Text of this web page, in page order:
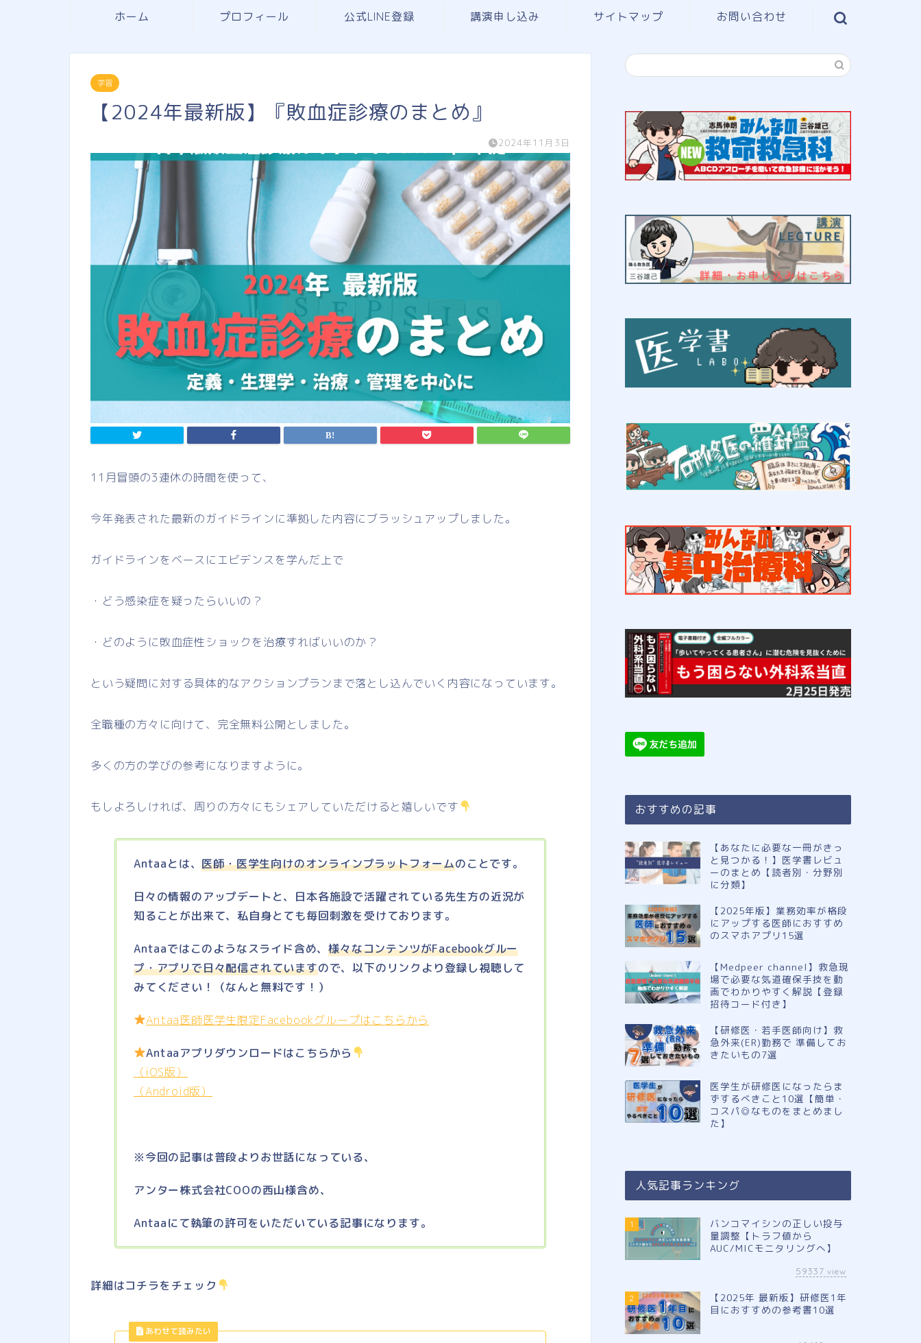
ホーム プロフィール 公式LINE登録 講演申し込み サイトマップ お問い合わせ
学習
【2024年最新版】『敗血症診療のまとめ』
2024年11月3日
11月冒頭の3連休の時間を使って、
今年発表された最新のガイドラインに準拠した内容にブラッシュアップしました。
ガイドラインをベースにエビデンスを学んだ上で
・どう感染症を疑ったらいいの？
・どのように敗血症性ショックを治療すればいいのか？
という疑問に対する具体的なアクションプランまで落とし込んでいく内容になっています。
全職種の方々に向けて、完全無料公開としました。
多くの方の学びの参考になりますように。
もしよろしければ、周りの方々にもシェアしていただけると嬉しいです
Antaaとは、医師・医学生向けのオンラインプラットフォームのことです。
日々の情報のアップデートと、日本各施設で活躍されている先生方の近況が
知ることが出来て、私自身とても毎回刺激を受けております。
Antaaではこのようなスライド含め、様々なコンテンツがFacebookグルー
プ・アプリで日々配信されていますので、以下のリンクより登録し視聴して
みてください！（なんと無料です！）
Antaa医師医学生限定Facebookグループはこちらから
Antaaアプリダウンロードはこちらから
（iOS版）
（Android版）
※今回の記事は普段よりお世話になっている、
アンター株式会社COOの西山様含め、
Antaaにて執筆の許可を いただいている記事になります。
詳細はコチラをチェック
おすすめの記事
【あなたに必要な一冊がきっ
と見つかる！】医学書レビュ
ーのまとめ【読者別・分野別
に分類】
【2025年版】業務効率が格段
にアップする医師におすすめ
のスマホアプリ15選
【Medpeer channel】救急現
場で必要な気道確保手技を動
画でわかりやすく解説【登録
招待コード付き】
【研修医・若手医師向け】救
急外来(ER)勤務で 準備してお
きたいもの7選
医学生が研修医になったらま
ずするべきこと10選【簡単・
コスパ◎なものをまとめまし
た】
人気記事ランキング
1
バンコマイシンの正しい投与
量調整【トラフ値から
AUC/MICモニタリングへ】
59337 view
2
【2025年 最新版】研修医1年
目におすすめの参考書10選